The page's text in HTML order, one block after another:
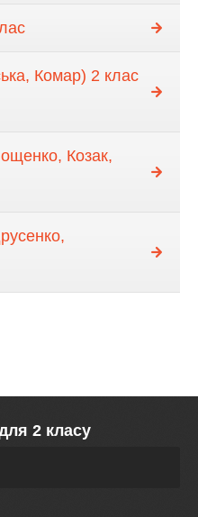
Комар) 2 клас
Козак,
2 класу